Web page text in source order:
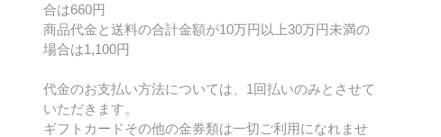
合は660円
商品代金と送料の合計金額が10万円以上30万円未満の
場合は1,100円
代金のお支払い方法については、1回払いのみとさせて
いただきます。
ギフトカードその他の金券類は一切ご利用になれませ